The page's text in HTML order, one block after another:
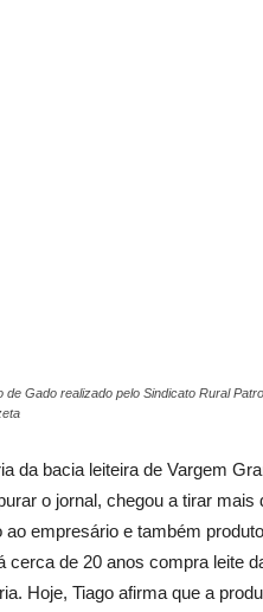
Gado realizado pelo Sindicato Rural
da bacia leiteira de Vargem
o jornal, chegou a tirar mais
empresário e também
cerca de 20 anos compra leite
Hoje, Tiago afirma que a